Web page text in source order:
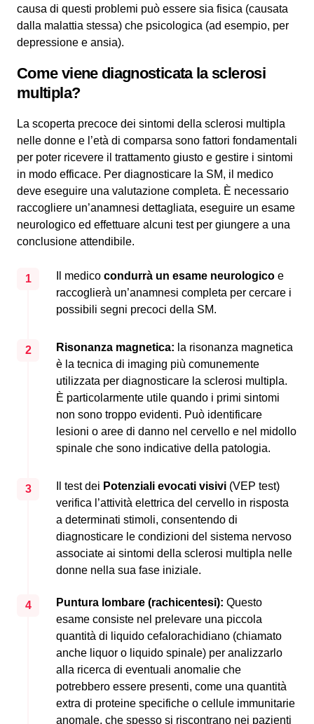
causa di questi problemi può essere sia fisica (causata
dalla malattia stessa) che psicologica (ad esempio, per
depressione e ansia).
Come viene diagnosticata la sclerosi
multipla?
La scoperta precoce dei sintomi della sclerosi multipla
nelle donne e l’età di comparsa sono fattori fondamentali
per poter ricevere il trattamento giusto e gestire i sintomi
in modo efficace. Per diagnosticare la SM, il medico
deve eseguire una valutazione completa. È necessario
raccogliere un’anamnesi dettagliata, eseguire un esame
neurologico ed effettuare alcuni test per giungere a una
conclusione attendibile.
1 Il medico condurrà un esame neurologico e
raccoglierà un’anamnesi completa per cercare i
possibili segni precoci della SM.
2 Risonanza magnetica: la risonanza magnetica
è la tecnica di imaging più comunemente
utilizzata per diagnosticare la sclerosi multipla.
È particolarmente utile quando i primi sintomi
non sono troppo evidenti. Può identificare
lesioni o aree di danno nel cervello e nel midollo
spinale che sono indicative della patologia.
3 Il test dei Potenziali evocati visivi (VEP test)
verifica l’attività elettrica del cervello in risposta
a determinati stimoli, consentendo di
diagnosticare le condizioni del sistema nervoso
associate ai sintomi della sclerosi multipla nelle
donne nella sua fase iniziale.
4 Puntura lombare (rachicentesi): Questo
esame consiste nel prelevare una piccola
quantità di liquido cefalorachidiano (chiamato
anche liquor o liquido spinale) per analizzarlo
alla ricerca di eventuali anomalie che
potrebbero essere presenti, come una quantità
extra di proteine specifiche o cellule immunitarie
anomale, che spesso si riscontrano nei pazienti